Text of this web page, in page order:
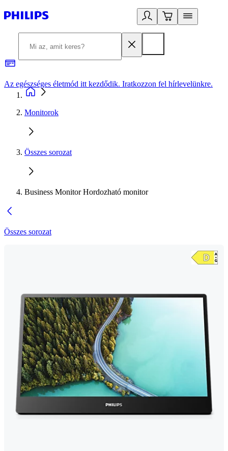
Az egészséges életmód itt kezdődik. Iratkozzon fel hírlevelünkre.
Monitorok
Összes sorozat
Business Monitor Hordozható monitor
Összes sorozat